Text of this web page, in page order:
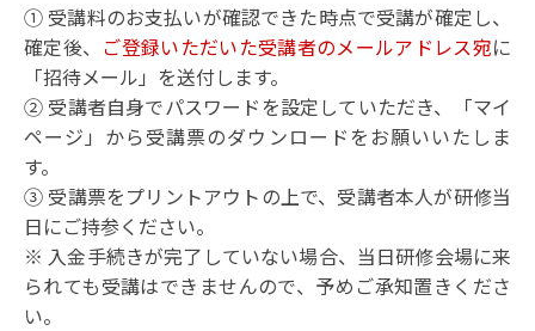
① 受講料のお支払いが確認できた時点で受講が確定し、
確定後、 ご登録いただいた受講者のメールアドレス宛に
「招待メール」を送付します。
② 受講者自身でパスワードを設定していただき、「マイ
ページ」から受講票のダウンロードをお願いいたしま
す。
③ 受講票をプリントアウトの上で、受講者本人が研修当
日にご持参ください。
※ 入金手続きが完了していない場合、当日研修会場に来
られても受講はできませんので、予めご承知置きくださ
い。